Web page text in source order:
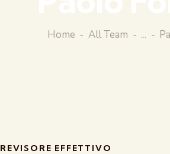
Home All Team ...
REVISORE EFFETTIVO